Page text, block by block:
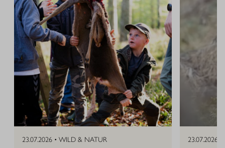
23.07.2026 • WILD & NATUR 23.07.2026 •